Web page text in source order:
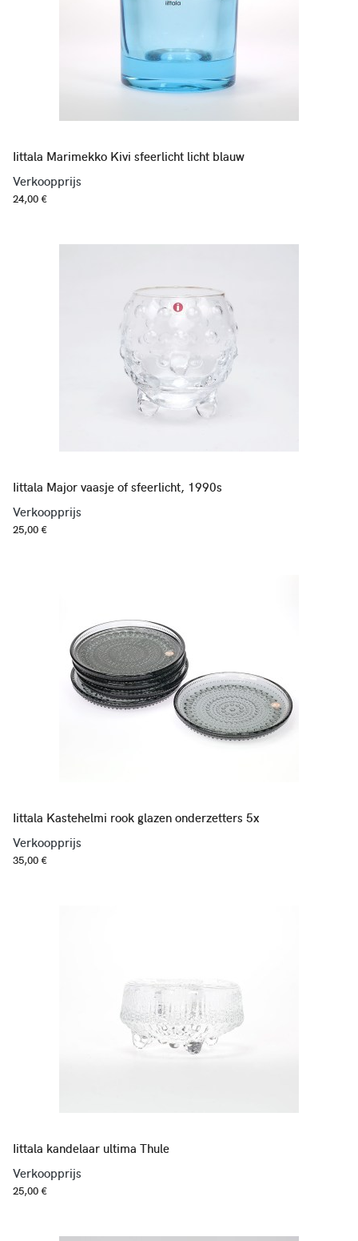
Iittala Marimekko Kivi sfeerlicht licht blauw
Verkoopprijs
24,00 €
Iittala Major vaasje of sfeerlicht, 1990s
Verkoopprijs
25,00 €
Iittala Kastehelmi rook glazen onderzetters 5x
Verkoopprijs
35,00 €
Iittala kandelaar ultima Thule
Verkoopprijs
25,00 €